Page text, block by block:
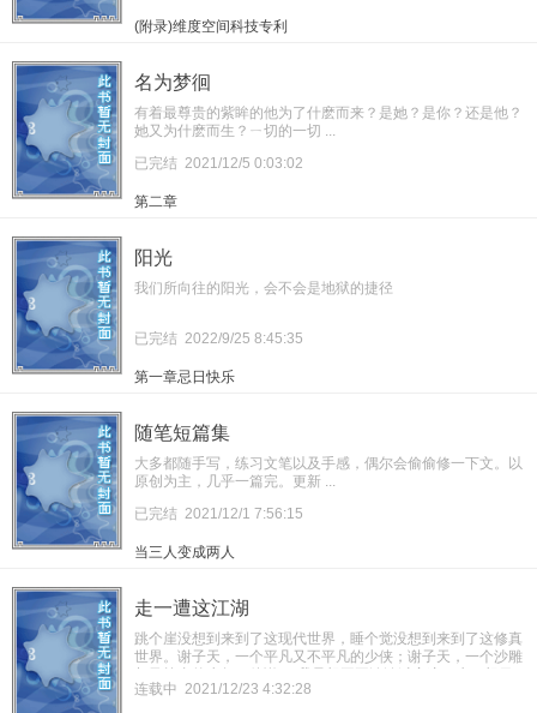
(附录)维度空间科技专利
名为梦徊
有着最尊贵的紫眸的他为了什麽而来？是她？是你？还是他？
她又为什麽而生？ㄧ切的一切 ...
已完结 2021/12/5 0:03:02
第二章
阳光
我们所向往的阳光，会不会是地狱的捷径
已完结 2022/9/25 8:45:35
第一章忌日快乐
随笔短篇集
大多都随手写，练习文笔以及手感，偶尔会偷偷修一下文。以
原创为主，几乎一篇完。更新 ...
已完结 2021/12/1 7:56:15
当三人变成两人
走一遭这江湖
跳个崖没想到来到了这现代世界，睡个觉没想到来到了这修真
世界。谢子天，一个平凡又不平凡的少侠；谢子天，一个沙雕
子过得开心点，不想再活得这么累。”而他说：“我也想尝尝那
连载中 2021/12/23 4:32:28